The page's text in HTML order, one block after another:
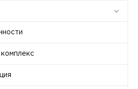
комплекс